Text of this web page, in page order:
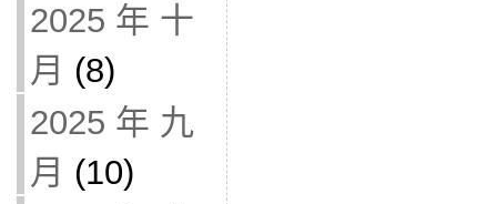
2025 年 十
月 (8)
2025 年 九
月 (10)